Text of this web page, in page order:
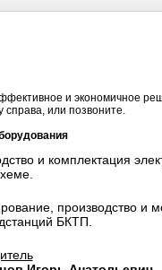
и экономичное
или позвоните.
и комплектация
производство и
БКТП.